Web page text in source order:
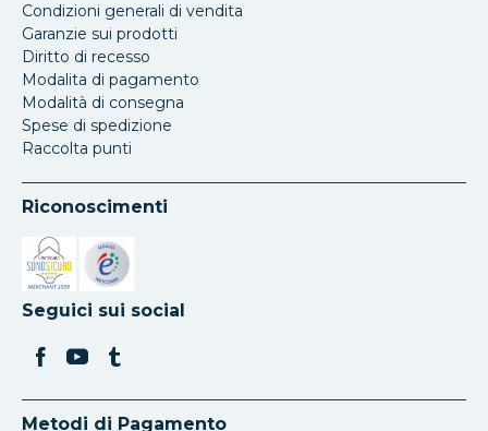
Condizioni generali di vendita
Garanzie sui prodotti
Diritto di recesso
Modalita di pagamento
Modalità di consegna
Spese di spedizione
Raccolta punti
Riconoscimenti
Si apre in una nuova scheda
Si apre in una nuova scheda
Seguici sui social
Metodi di Pagamento